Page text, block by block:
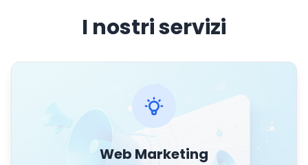
I nostri servizi
Web Marketing